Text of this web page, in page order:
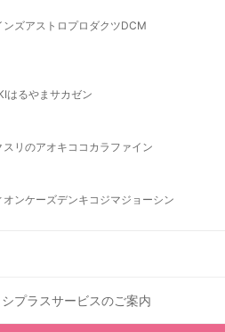
ンズアストロプロダクツDCM
はるやま サカゼン
スリのアオキココカラファイン
オンケーズデンキ コジマジョーシン
プラスサービスのご案内